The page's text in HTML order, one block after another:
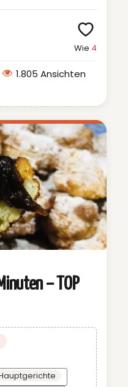
Wie 4
1.805 Ansichten
– TOP